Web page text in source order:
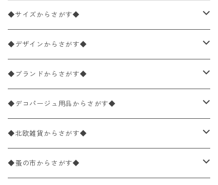
ペーパーナプキン2枚バラ売り
ペーパーナプキン1枚バラ売り
ペーパーナプキン20枚入りパック
ペーパーナプキン10枚入りパック
ライスペーパー
ペーパーリネンナプキン
◆サイズからさがす◆
33×33cm（ランチサイズ）
バラ売り
パック売り
25×25cm（カクテルサイズ）
バラ売り
パック売り
40×40cm（ディナーサイズ）
バラ売り
パック売り
21×21cm（ポケットサイズ）
バラ売り
33cm（ラウンド）
◆デザインからさがす◆
花柄
植物・グリーン柄
動物・鳥・昆虫・蝶柄
海・魚柄
◆ブランドからさがす◆
ドイツ製 IHR/イア
ランチサイズ
カクテルサイズ
ドイツ製 Ambiente/アンビエンテ
ランチサイズ
ドイツ製 Paperproducts Design
◆デコパージュ用品からさがす◆
デコパージュ液
デコパージュ下地
◆北欧雑貨からさがす◆
シリコンモールド
◆蚤の市からさがす◆